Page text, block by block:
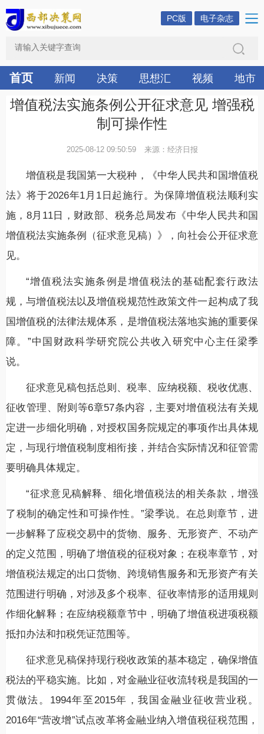
PC版 电子杂志
首页 新闻 决策 思想汇 视频 地市
增值税法实施条例公开征求意见 增强税
制可操作性
2025-08-12 09:50:59 来源：经济日报
增值税是我国第一大税种，《中华人民共和国增值税
法》将于2026年1月1日起施行。为保障增值税法顺利实
施，8月11日，财政部、税务总局发布《中华人民共和国
增值税法实施条例（征求意见稿）》，向社会公开征求意
见。
“增值税法实施条例是增值税法的基础配套行政法
规，与增值税法以及增值税规范性政策文件一起构成了我
国增值税的法律法规体系，是增值税法落地实施的重要保
障。”中国财政科学研究院公共收入研究中心主任梁季
说。
征求意见稿包括总则、税率、应纳税额、税收优惠、
征收管理、附则等6章57条内容，主要对增值税法有关规
定进一步细化明确，对授权国务院规定的事项作出具体规
定，与现行增值税制度相衔接，并结合实际情况和征管需
要明确具体规定。
“征求意见稿解释、细化增值税法的相关条款，增强
了税制的确定性和可操作性。”梁季说。在总则章节，进
一步解释了应税交易中的货物、服务、无形资产、不动产
的定义范围，明确了增值税的征税对象；在税率章节，对
增值税法规定的出口货物、跨境销售服务和无形资产有关
范围进行明确，对涉及多个税率、征收率情形的适用规则
作细化解释；在应纳税额章节中，明确了增值税进项税额
抵扣办法和扣税凭证范围等。
征求意见稿保持现行税收政策的基本稳定，确保增值
税法的平稳实施。比如，对金融业征收流转税是我国的一
贯做法。1994年至2015年，我国金融业征收营业税。
2016年“营改增”试点改革将金融业纳入增值税征税范围，